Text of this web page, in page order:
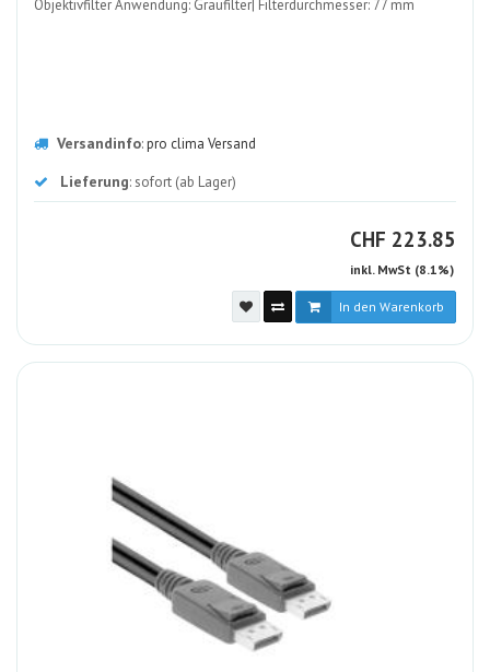
Objektivfilter Anwendung: Graufilter| Filterdurchmesser: 77 mm
Versandinfo:pro clima Versand
Lieferung: sofort (ab Lager)
CHF CHF
223.85
inkl. MwSt (8.1%)
In den Warenkorb